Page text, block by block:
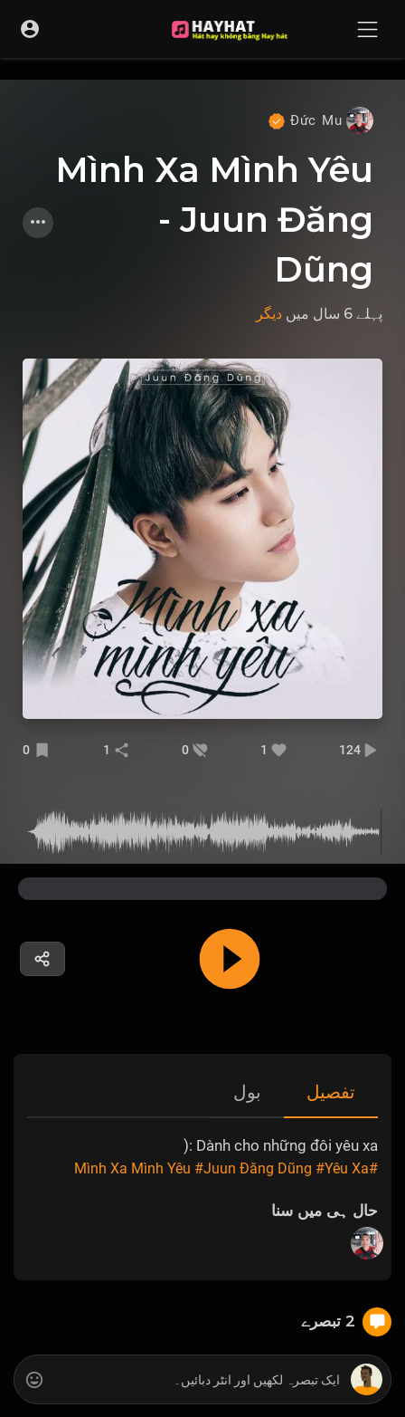
Đức Mu
Mình Xa Mình Yêu
- Juun Đăng
Dũng
پہلے 6 سال میں دیگر
124
1
0
1
0
تفصیل بول
Dành cho những đôi yêu xa :(
#Mình Xa Mình Yêu
#Juun Đăng Dũng #Yêu Xa
حال ہی میں سنا
2 تبصرے